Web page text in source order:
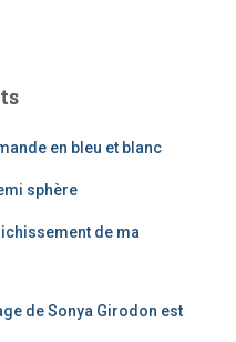
en bleu et blanc
sphère
de ma
de Sonya Girodon est